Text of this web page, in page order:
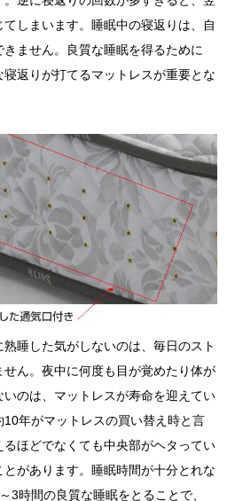
しまいます。睡眠中の寝返りは、自
ません。良質な睡眠を得るために
返りが打てるマットレスが重要とな
睡した気がしないのは、毎日のスト
ん。夜中に何度も目が覚めたり体が
のは、マットレスが寿命を迎えてい
年がマットレスの買い替え時と言
ほどでなくても中央部がヘタってい
があります。睡眠時間が十分とれな
3時間の良質な睡眠をとることで、